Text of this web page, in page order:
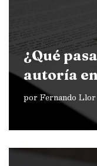
¿Qué
autoría
porFernando Llor